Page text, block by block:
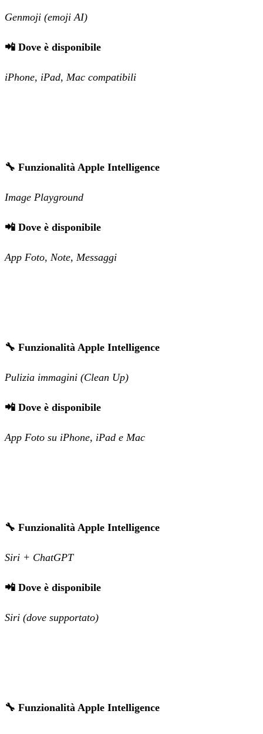
Genmoji (emoji AI)
📲 Dove è disponibile
iPhone, iPad, Mac compatibili
🔧 Funzionalità Apple Intelligence
Image Playground
📲 Dove è disponibile
App Foto, Note, Messaggi
🔧 Funzionalità Apple Intelligence
Pulizia immagini (Clean Up)
📲 Dove è disponibile
App Foto su iPhone, iPad e Mac
🔧 Funzionalità Apple Intelligence
Siri + ChatGPT
📲 Dove è disponibile
Siri (dove supportato)
🔧 Funzionalità Apple Intelligence